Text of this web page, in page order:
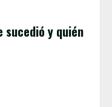
sucedió y quién